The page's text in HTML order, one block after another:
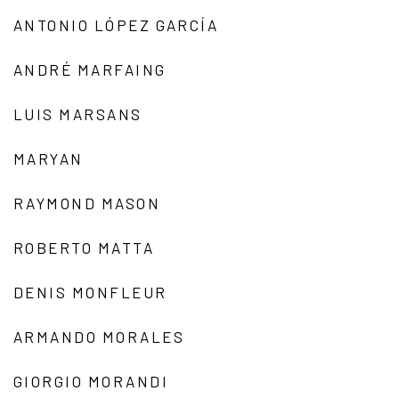
ANTONIO LÓPEZ GARCÍA
ANDRÉ MARFAING
LUIS MARSANS
MARYAN
RAYMOND MASON
ROBERTO MATTA
DENIS MONFLEUR
ARMANDO MORALES
GIORGIO MORANDI